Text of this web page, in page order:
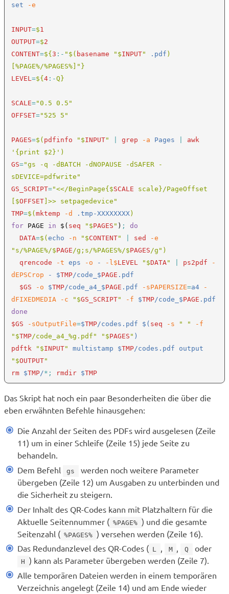
set
-e
INPUT=$1
OUTPUT=$2
CONTENT=${ 3 :- "$( basename "$INPUT" .pdf )
LEVEL =${ 4:-Q}
SCALE=
OFFSET="525 5"
PAGES=$( pdfinfo "$INPUT" grep -a Pages
GS="gs -q -dBATCH -dNOPAUSE -dSAFER -
GS_SCRIPT="<</BeginPage{$SCALE scale}/PageOffset
[$OFFSET
TMP=$( mktemp -d .tmp-XXXXXXXX
for PAGE in $( seq "$PAGES " ) ; do
DATA=$( echo -n "$CONTENT" sed
"s/%PAGE%/$PAGE /g;s/%PAGES%/$PAGES /g")
qrencode -t eps -o - -l$LEVEL "$DATA " ps2pdf -
dEPSCrop - $TMP/code_$PAGE .pdf
$GS -o $TMP/code_a4_$PAGE .pdf -sPAPERSIZE=a4 -
dFIXEDMEDIA -c
"$GS_SCRIPT" -f $TMP/code_$PAGE
$GS -sOutputFile=$TMP/codes.pdf $( seq -s " "
"$TMP/code_a4_%g.pdf" "$PAGES "
pdftk
"$INPUT" multistamp $TMP
"$OUTPUT
rm $TMP/*; rmdir $ TMP
Das Skript hat noch ein paar Besonderheiten die über die
eben erwähnten Befehle hinausgehen:
Die Anzahl der Seiten des PDFs wird ausgelesen (Zeile
11) um in einer Schleife (Zeile 15) jede Seite zu
behandeln.
Dem Befehl
gs
werden noch weitere Parameter
übergeben (Zeile 12) um Ausgaben zu unterbinden und
die Sicherheit zu steigern.
Der Inhalt des QR-Codes kann mit Platzhaltern für die
Aktuelle Seitennummer ( %PAGE% ) und die gesamte
Seitenzahl ( %PAGES% ) versehen werden (Zeile 16).
Das Redundanzlevel des QR-Codes ( L , M , Q oder
H ) kann als Parameter übergeben werden (Zeile 7).
Alle temporären Dateien werden in einem temporären
Verzeichnis angelegt (Zeile 14) und am Ende wieder